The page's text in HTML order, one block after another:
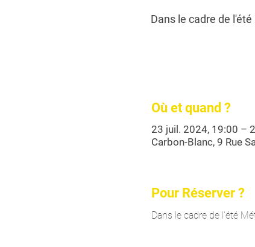
Dans le cadre de
Où et quand ?
23 juil. 2024, 19:00 –
Carbon-Blanc, 9 Rue
Pour Réserver ?
Dans le cadre de l'été